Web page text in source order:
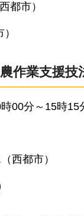
都市）
作業支援技
00分～15時15
西都市）